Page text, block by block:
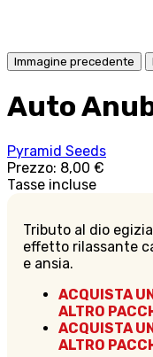
Immagine precedente
Auto
Pyramid Seeds
Prezzo: 8,00 €
Tasse incluse
Tributo al dio
effetto rilassante
e ansia.
ACQUISTA
ALTRO
ACQUISTA
ALTRO